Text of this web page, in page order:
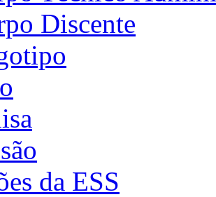
Discente
da ESS